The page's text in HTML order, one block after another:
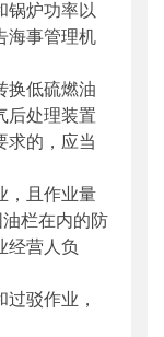
锅炉功率以
海事管理机
低硫燃油
后处理装置
求的，应当
且作业量
栏在内的防
经营人负
驳作业，